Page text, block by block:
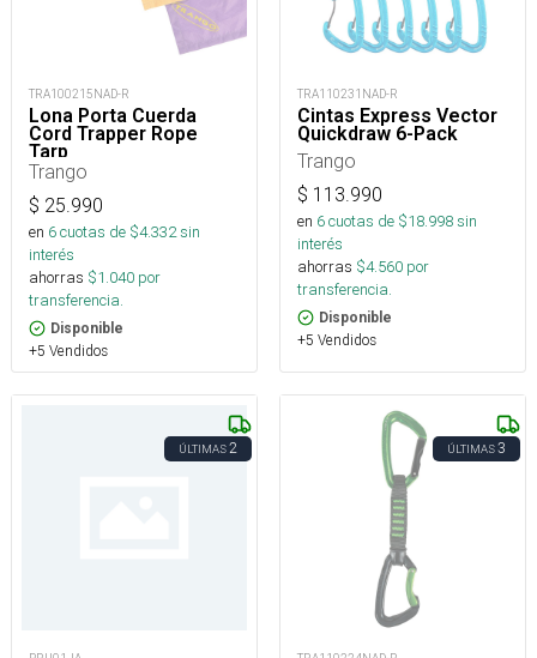
TRA100215NAD-R
Lona Porta Cuerda
Cord Trapper Rope
Tarp
Trango
$ 25.990
en 6cuotas de $4.332sin
interés
ahorras $1.040 por
transferencia.
Disponible
+5 Vendidos
TRA110231NAD-R
Cintas Express Vector
Quickdraw 6-Pack
Trango
$ 113.990
en 6cuotas de $18.998sin
interés
ahorras $4.560 por
transferencia.
Disponible
+5 Vendidos
ÚLTIMAS2 ÚLTIMAS3